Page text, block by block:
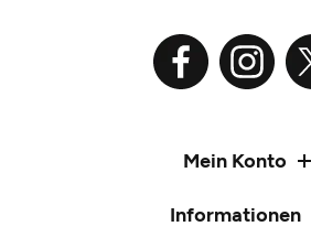
Mein Konto
Informationen